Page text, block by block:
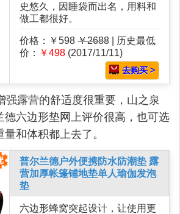
史悠久，因睡袋而出名，用料和
做工都很好。
价格：￥598 ￥2688 | 历史最低
价：
￥498 (2017/11/11)
去购买 >
强露营的舒适度很重要，山之泉
德六边形垫网上评价很高，也可选
和体积都上去了。
普尔兰德户外便携防水防潮垫 露
营加厚帐篷铺地垫单人瑜伽发泡
垫
六边形蜂窝突起设计，让使用更